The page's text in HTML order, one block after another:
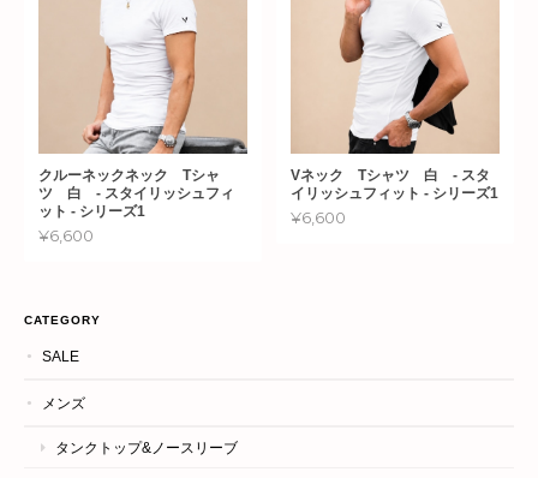
クルーネックネック Tシャ
ツ 白 - スタイリッシュフィ
ット - シリーズ1
¥6,600
Vネック Tシャツ 白 - スタ
イリッシュフィット - シリーズ1
¥6,600
CATEGORY
SALE
メンズ
タンクトップ&ノースリーブ